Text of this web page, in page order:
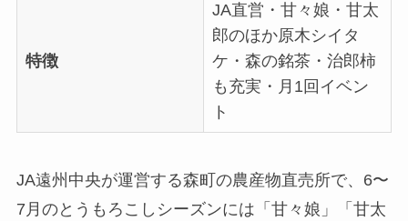
特徴
JA直営・甘々娘・甘太
郎のほか原木シイタ
ケ・森の銘茶・治郎柿
も充実・月1回イベン
ト
JA遠州中央が運営する森町の農産物直売所で、6〜
7月のとうもろこしシーズンには「甘々娘」「甘太